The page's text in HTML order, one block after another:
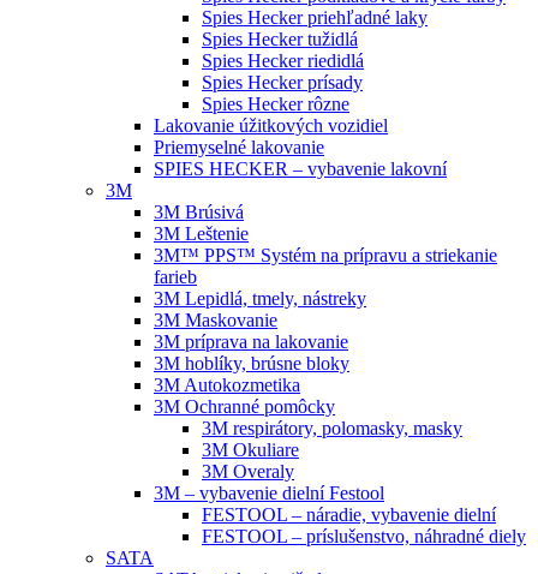
Spies Hecker priehľadné laky
Spies Hecker tužidlá
Spies Hecker riedidlá
Spies Hecker prísady
Spies Hecker rôzne
Lakovanie úžitkových vozidiel
Priemyselné lakovanie
SPIES HECKER – vybavenie lakovní
3M
3M Brúsivá
3M Leštenie
3M™ PPS™ Systém na prípravu a striekanie
farieb
3M Lepidlá, tmely, nástreky
3M Maskovanie
3M príprava na lakovanie
3M hoblíky, brúsne bloky
3M Autokozmetika
3M Ochranné pomôcky
3M respirátory, polomasky, masky
3M Okuliare
3M Overaly
3M – vybavenie dielní Festool
FESTOOL – náradie, vybavenie dielní
FESTOOL – príslušenstvo, náhradné diely
SATA